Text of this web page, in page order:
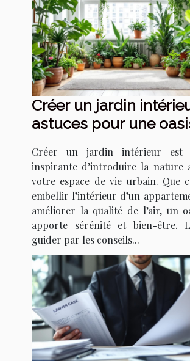
Créer un jardin
astuces pour une
Créer un jardin intérieur est
inspirante d’introduire la nature
votre espace de vie urbain. Que
embellir l’intérieur d’un
améliorer la qualité de l’air, un
apporte sérénité et bien-être.
guider par les conseils...